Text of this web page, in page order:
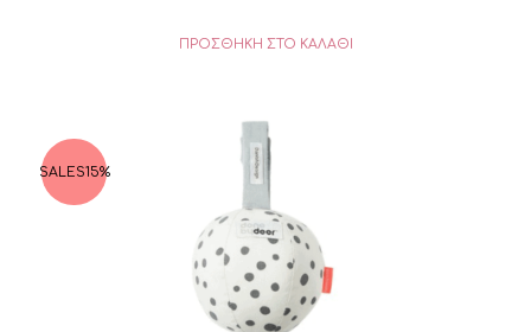
ΠΡΟΣΘΉΚΗ ΣΤΟ ΚΑΛΆΘΙ
SALES15%